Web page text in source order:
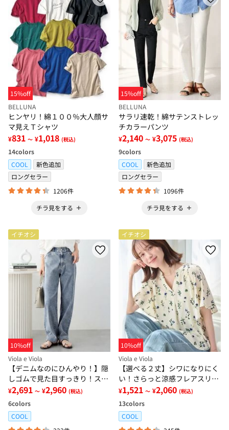
15%off
BELLUNA
ヒンヤリ！綿１００％大人顔サ
マ見えＴシャツ
¥831 ～ ¥1,018 (税込)
14colors
COOL
新色追加
ロングセラー
1206件
チラ見をする
15%off
BELLUNA
サラリ速乾！綿サテンストレッ
チカラーパンツ
¥2,140 ～ ¥3,075 (税込)
9colors
COOL
新色追加
ロングセラー
1096件
チラ見をする
イチオシ
10%off
Viola e Viola
【デニムなのにひんやり！】隠
しゴムで見た目すっきり！スト
レッチ楽ちんデニム
¥2,691 ～ ¥2,960 (税込)
6colors
COOL
イチオシ
10%off
Viola e Viola
【選べる２丈】シワになりにく
い！さらっと涼感フレアスリー
ブブラウス
¥1,521 ～ ¥2,060 (税込)
13colors
COOL